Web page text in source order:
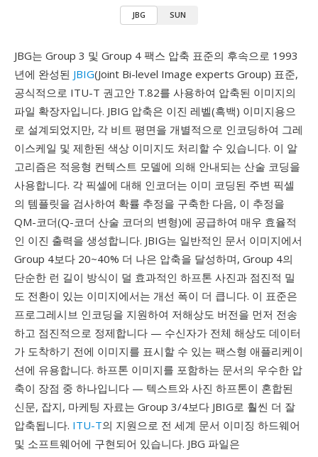
JBG SUN
JBG는 Group 3 및 Group 4 팩스 압축 표준의 후속으로 1993
년에 완성된 JBIG(Joint Bi-level Image experts Group) 표준,
공식적으로 ITU-T 권고안 T.82를 사용하여 압축된 이미지의
파일 확장자입니다. JBIG 압축은 이진 레벨(흑백) 이미지용으
로 설계되었지만, 각 비트 평면을 개별적으로 인코딩하여 그레
이스케일 및 제한된 색상 이미지도 처리할 수 있습니다. 이 알
고리즘은 적응형 컨텍스트 모델에 의해 안내되는 산술 코딩을
사용합니다. 각 픽셀에 대해 인코더는 이미 코딩된 주변 픽셀
의 템플릿을 검사하여 확률 추정을 구축한 다음, 이 추정을
QM-코더(Q-코더 산술 코더의 변형)에 공급하여 매우 효율적
인 이진 출력을 생성합니다. JBIG는 일반적인 문서 이미지에서
Group 4보다 20~40% 더 나은 압축을 달성하며, Group 4의
단순한 런 길이 방식이 덜 효과적인 하프톤 사진과 점진적 밀
도 전환이 있는 이미지에서는 개선 폭이 더 큽니다. 이 표준은
프로그레시브 인코딩을 지원하여 저해상도 버전을 먼저 전송
하고 점진적으로 정제합니다 — 수신자가 전체 해상도 데이터
가 도착하기 전에 이미지를 표시할 수 있는 팩스형 애플리케이
션에 유용합니다. 하프톤 이미지를 포함하는 문서의 우수한 압
축이 장점 중 하나입니다 — 텍스트와 사진 하프톤이 혼합된
신문, 잡지, 마케팅 자료는 Group 3/4보다 JBIG로 훨씬 더 잘
압축됩니다. ITU-T의 지원으로 전 세계 문서 이미징 하드웨어
및 소프트웨어에 구현되어 있습니다. JBG 파일은